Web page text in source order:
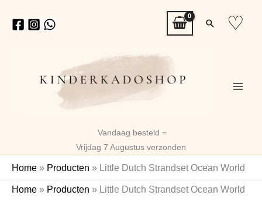
naar
Zoeken
♡
Vandaag besteld =
Vrijdag 7 Augustus verzonden
Home » Producten » Little Dutch Strandset Ocean World
Home » Producten » Little Dutch Strandset Ocean World